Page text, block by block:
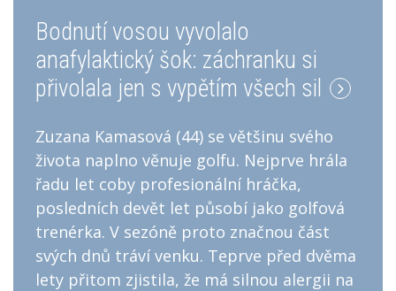
Bodnutí vosou vyvolalo
anafylaktický šok: záchranku si
přivolala jen s vypětím všech sil
Zuzana Kamasová (44) se většinu svého
života naplno věnuje golfu. Nejprve hrála
řadu let coby profesionální hráčka,
posledních devět let působí jako golfová
trenérka. V sezóně proto značnou část
svých dnů tráví venku. Teprve před dvěma
lety přitom zjistila, že má silnou alergii na